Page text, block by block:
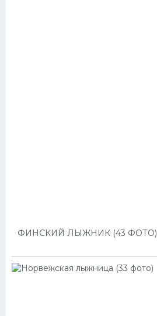
ФИНСКИЙ ЛЫЖНИК (43 ФОТО)